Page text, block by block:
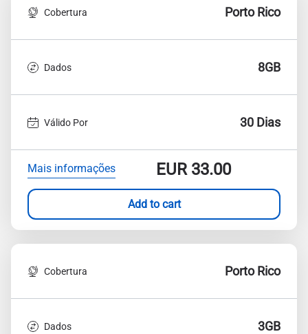
Cobertura Porto Rico
Dados 8GB
Válido Por 30 Dias
Mais informações EUR33.00
Add to cart
Cobertura Porto Rico
Dados 3GB